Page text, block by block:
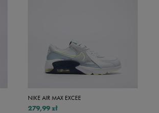
NIKE AIR MAX EXCEE
279,99 zł